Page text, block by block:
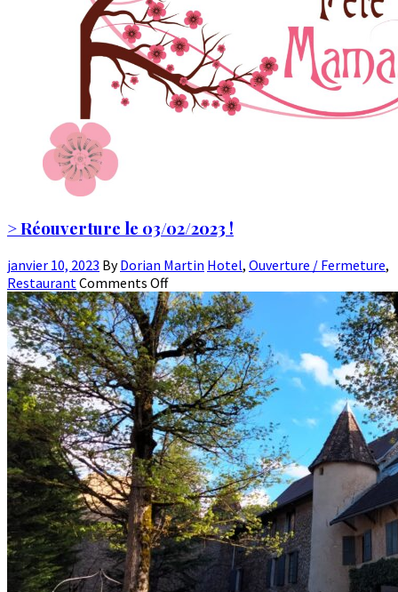
> Réouverture le 03/02/2023 !
janvier 10, 2023 ByDorian Martin Hotel, Ouverture / Fermeture,
Restaurant Comments Off